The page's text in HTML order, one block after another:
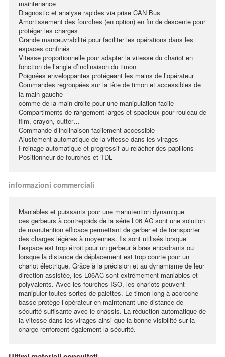
maintenance
Diagnostic et analyse rapides via prise CAN Bus
Amortissement des fourches (en option) en fin de descente pour
protéger les charges
Grande manœuvrabilité pour faciliter les opérations dans les
espaces confinés
Vitesse proportionnelle pour adapter la vitesse du chariot en
fonction de l’angle d’inclinaison du timon
Poignées enveloppantes protégeant les mains de l’opérateur
Commandes regroupées sur la tête de timon et accessibles de
la main gauche
comme de la main droite pour une manipulation facile
Compartiments de rangement larges et spacieux pour rouleau de
film, crayon, cutter…
Commande d’inclinaison facilement accessible
Ajustement automatique de la vitesse dans les virages
Freinage automatique et progressif au relâcher des papillons
Positionneur de fourches et TDL
informazioni commerciali
Maniables et puissants pour une manutention dynamique
ces gerbeurs à contrepoids de la série L06 AC sont une solution
de manutention efficace permettant de gerber et de transporter
des charges légères à moyennes. Ils sont utilisés lorsque
l’espace est trop étroit pour un gerbeur à bras encadrants ou
lorsque la distance de déplacement est trop courte pour un
chariot électrique. Grâce à la précision et au dynamisme de leur
direction assistée, les L06AC sont extrêmement maniables et
polyvalents. Avec les fourches ISO, les chariots peuvent
manipuler toutes sortes de palettes. Le timon long à accroche
basse protège l’opérateur en maintenant une distance de
sécurité suffisante avec le châssis. La réduction automatique de
la vitesse dans les virages ainsi que la bonne visibilité sur la
charge renforcent également la sécurité.